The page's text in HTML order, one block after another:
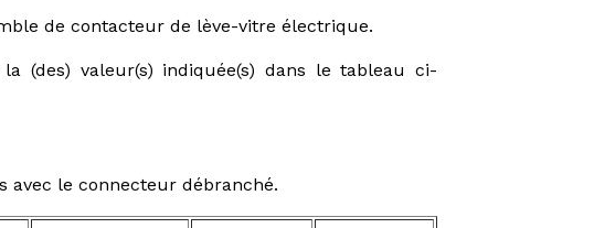
de contacteur de lève-vitre électrique.
(des) valeur(s) indiquée(s) dans le tableau ci-
avec le connecteur débranché.